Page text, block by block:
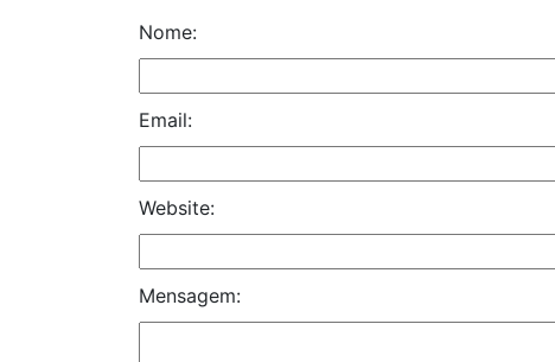
Nome:
Email:
Website:
Mensagem: